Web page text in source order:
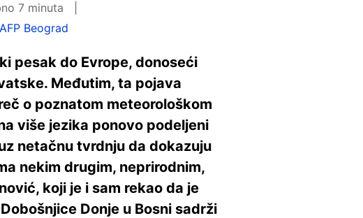
7 minuta
AFP Beograd
pesak do Evrope, donoseći
Međutim, ta pojava
o poznatom meteorološkom
više jezika ponovo podeljeni
netačnu tvrdnju da dokazuju
nekim drugim, neprirodnim,
koji je i sam rekao da je
Donje u Bosni sadrži